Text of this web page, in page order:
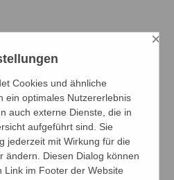
sich zum Monatsende
sich die Preise am
den vorherigen
hatten. Während
günstiger angeboten
weiterhin fester und
×
Cookies und ähnliche
ein optimales Nutzererlebnis
auch externe Dienste, die in
aufgeführt sind. Sie
jederzeit mit Wirkung für die
ändern. Diesen Dialog können
Link im Footer der Website